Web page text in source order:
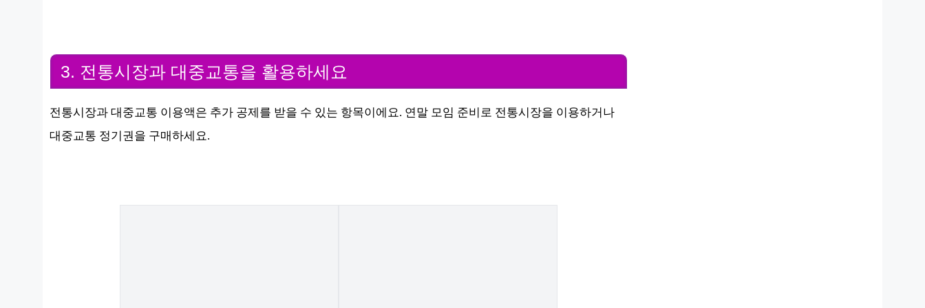
3. 전통시장과 대중교통을 활용하세요
전통시장과 대중교통 이용액은 추가 공제를 받을 수 있는 항목이에요. 연말 모임 준비로 전통시장을 이용하거나
대중교통 정기권을 구매하세요.